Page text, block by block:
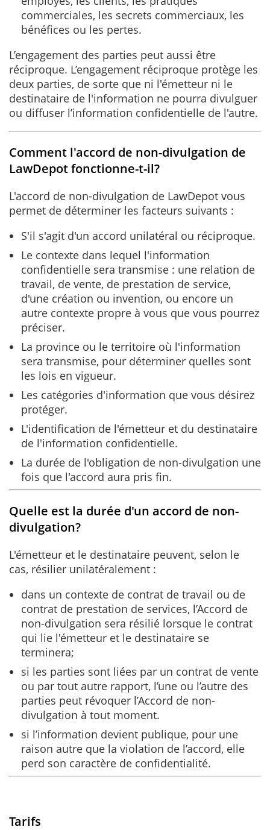
commerciales, les secrets commerciaux, les
bénéfices ou les pertes.
L’engagement des parties peut aussi être
réciproque. L’engagement réciproque protège les
deux parties, de sorte que ni l'émetteur ni le
destinataire de l'information ne pourra divulguer
ou diffuser l’information confidentielle de l'autre.
Comment l'accord de non-divulgation de
LawDepot fonctionne-t-il?
L'accord de non-divulgation de LawDepot vous
permet de déterminer les facteurs suivants :
S'il s'agit d'un accord unilatéral ou réciproque.
Le contexte dans lequel l'information
confidentielle sera transmise : une relation de
travail, de vente, de prestation de service,
d'une création ou invention, ou encore un
autre contexte propre à vous que vous pourrez
préciser.
La province ou le territoire où l'information
sera transmise, pour déterminer quelles sont
les lois en vigueur.
Les catégories d'information que vous désirez
protéger.
L'identification de l'émetteur et du destinataire
de l'information confidentielle.
La durée de l'obligation de non-divulgation une
fois que l'accord aura pris fin.
Quelle est la durée d'un accord de non-
divulgation?
L'émetteur et le destinataire peuvent, selon le
cas, résilier unilatéralement :
dans un contexte de contrat de travail ou de
contrat de prestation de services, l’Accord de
non-divulgation sera résilié lorsque le contrat
qui lie l'émetteur et le destinataire se
terminera;
si les parties sont liées par un contrat de vente
ou par tout autre rapport, l’une ou l’autre des
parties peut révoquer l’Accord de non-
divulgation à tout moment.
si l’information devient publique, pour une
raison autre que la violation de l’accord, elle
perd son caractère de confidentialité.
Tarifs